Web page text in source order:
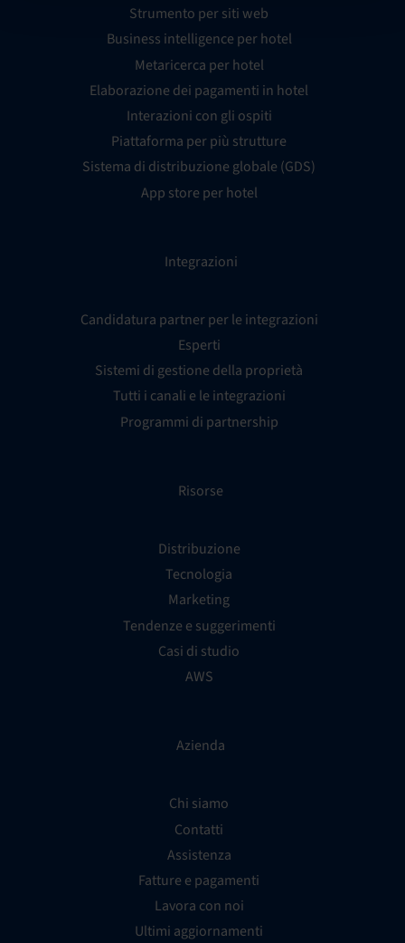
Strumento per siti web
Business intelligence per hotel
Metaricerca per hotel
Elaborazione dei pagamenti in hotel
Interazioni con gli ospiti
Piattaforma per più strutture
Sistema di distribuzione globale (GDS)
App store per hotel
Integrazioni
Candidatura partner per le integrazioni
Esperti
Sistemi di gestione della proprietà
Tutti i canali e le integrazioni
Programmi di partnership
Risorse
Distribuzione
Tecnologia
Marketing
Tendenze e suggerimenti
Casi di studio
AWS
Azienda
Chi siamo
Contatti
Assistenza
Fatture e pagamenti
Lavora con noi
Ultimi aggiornamenti